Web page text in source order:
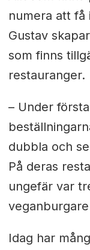
numera att få
Gustav
som finns
restauranger.
– Under
dubbla och
På deras
ungefär var
Idag har